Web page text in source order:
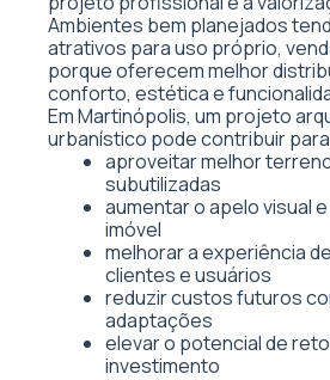
Ambientes bem planejados
atrativos para uso próprio,
porque oferecem melhor
conforto, estética e
Em Martinópolis, um projeto
urbanístico pode contribuir
aproveitar melhor
subutilizadas
aumentar o apelo visual
imóvel
melhorar a experiência
clientes e usuários
reduzir custos futuros
adaptações
elevar o potencial de
investimento